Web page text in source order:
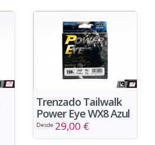
Trenzado Tailwalk
Power Eye WX8 Azul
Desde 29,00 €